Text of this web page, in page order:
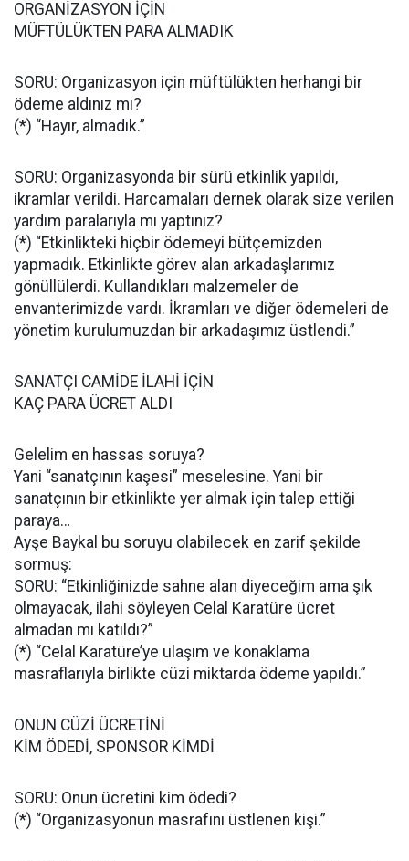
ORGANİZASYON İÇİN
MÜFTÜLÜKTEN PARA ALMADIK
SORU: Organizasyon için müftülükten herhangi bir
ödeme aldınız mı?
(*) “Hayır, almadık.”
SORU: Organizasyonda bir sürü etkinlik yapıldı,
ikramlar verildi. Harcamaları dernek olarak size verilen
yardım paralarıyla mı yaptınız?
(*) “Etkinlikteki hiçbir ödemeyi bütçemizden
yapmadık. Etkinlikte görev alan arkadaşlarımız
gönüllülerdi. Kullandıkları malzemeler de
envanterimizde vardı. İkramları ve diğer ödemeleri de
yönetim kurulumuzdan bir arkadaşımız üstlendi.”
SANATÇI CAMİDE İLAHİ İÇİN
KAÇ PARA ÜCRET ALDI
Gelelim en hassas soruya?
Yani “sanatçının kaşesi” meselesine. Yani bir
sanatçının bir etkinlikte yer almak için talep ettiği
paraya…
Ayşe Baykal bu soruyu olabilecek en zarif şekilde
sormuş:
SORU: “Etkinliğinizde sahne alan diyeceğim ama şık
olmayacak, ilahi söyleyen Celal Karatüre ücret
almadan mı katıldı?”
(*) “Celal Karatüre’ye ulaşım ve konaklama
masraflarıyla birlikte cüzi miktarda ödeme yapıldı.”
ONUN CÜZİ ÜCRETİNİ
KİM ÖDEDİ, SPONSOR KİMDİ
SORU: Onun ücretini kim ödedi?
(*) “Organizasyonun masrafını üstlenen kişi.”